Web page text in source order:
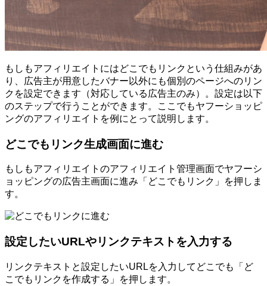
もしもアフィリエイトにはどこでもリンクという仕組みがあ
り、広告主が用意したバナー以外にも個別のページへのリン
クを設定できます（対応している広告主のみ）。設定は以下
のステップで行うことができます。ここでもヤフーショッピ
ングのアフィリエイトを例にとって説明します。
どこでもリンク生成画面に進む
もしもアフィリエイトのアフィリエイト管理画面でヤフーシ
ョッピングの広告主画面に進み「どこでもリンク」を押しま
す。
設定したいURLやリンクテキストを入力する
リンクテキストと設定したいURLを入力してどこでも「ど
こでもリンクを作成する」を押します。